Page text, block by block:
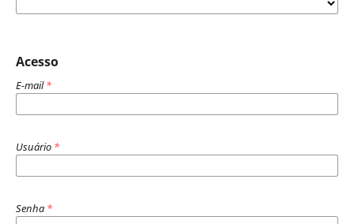
Acesso
E-mail*
Usuário *
Senha *